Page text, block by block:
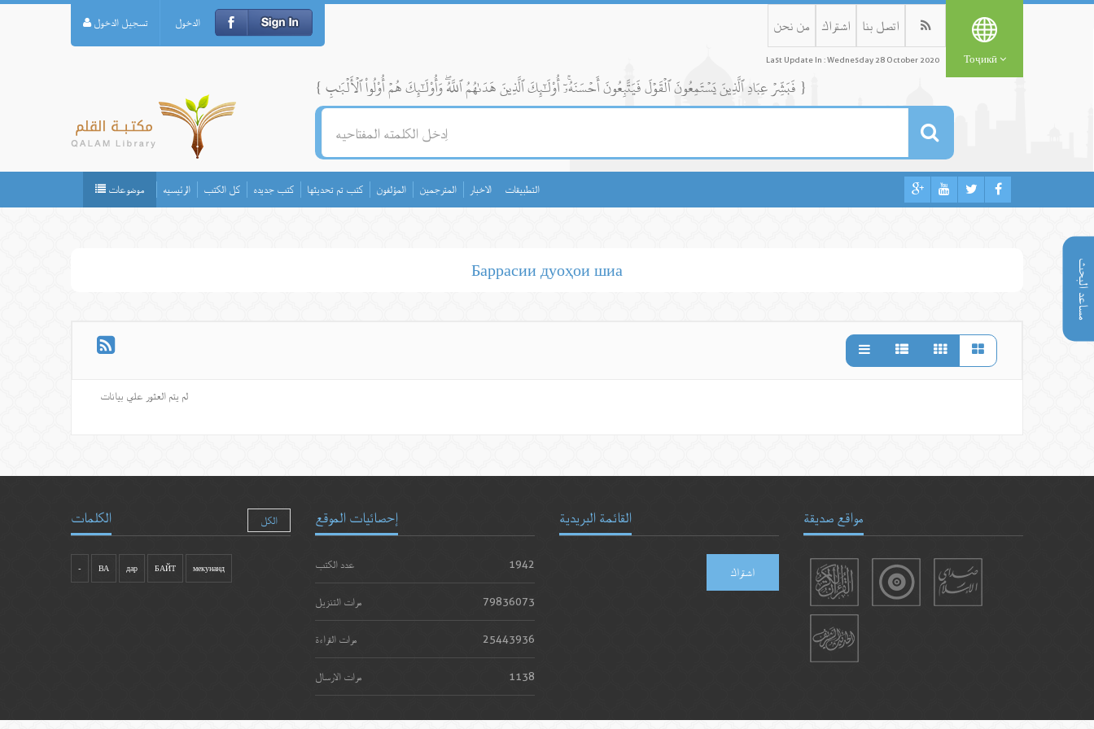
مساعد البحث
تسجيل الدخول الدخول من نحن اشتراك اتصل بنا
Last Update In : Wednesday 28 October 2020 Тоҷикӣ
{ فَبَشِّرۡ عِبَادِ ٱلَّذِينَ يَسۡتَمِعُونَ ٱلۡقَوۡلَ فَيَتَّبِعُونَ أَحۡسَنَهُۥٓۚ أُوْلَٰٓئِكَ ٱلَّذِينَ هَدَىٰهُمُ ٱللَّهُۖ وَأُوْلَٰٓئِكَ هُمۡ أُوْلُواْ ٱلۡأَلۡبَٰبِ }
موضوعات الرئيسيه كل الكتب كتب جديده كتب تم تحديثها المؤلفون المترجمين الاخبار التطبيقات
Баррасии дуоҳои шиа
لم يتم العثور علي بيانات
الكلمات الكل
- ВА дар БАЙТ мекунанд
إحصائيات الموقع
عدد الكتب 1942
مرات التنزيل 79836073
مرات القراءة 25443936
مرات الارسال 1138
القائمة البريدية
اشتراك
مواقع صديقة